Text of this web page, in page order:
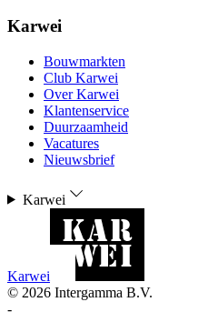
Karwei
Bouwmarkten
Club Karwei
Over Karwei
Klantenservice
Duurzaamheid
Vacatures
Nieuwsbrief
Karwei
Karwei
© 2026 Intergamma B.V.
-